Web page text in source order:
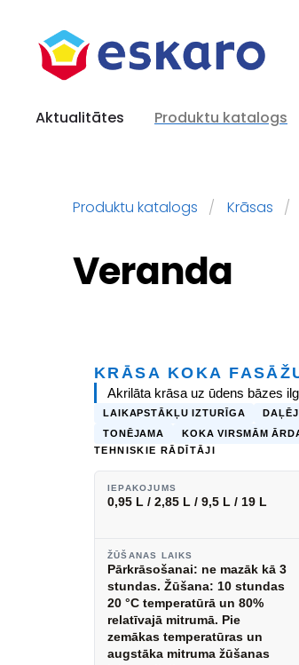
Aktualitātes Produktu katalogs
Produktu katalogs Krāsas
Veranda
KRĀSA KOKA
Akrilāta krāsa uz ūdens bāzes
LAIKAPSTĀKĻU IZTURĪGA
TONĒJAMA
KOKA VIRSMĀM
TEHNISKIE RĀDĪTĀJI
IEPAKOJUMS
0,95 L / 2,85 L / 9,5 L / 19 L
ŽŪŠANAS LAIKS
Pārkrāsošanai: ne mazāk kā 3
stundas. Žūšana: 10 stundas
20 °C temperatūrā un 80%
relatīvajā mitrumā. Pie
zemākas temperatūras un
augstāka mitruma žūšanas